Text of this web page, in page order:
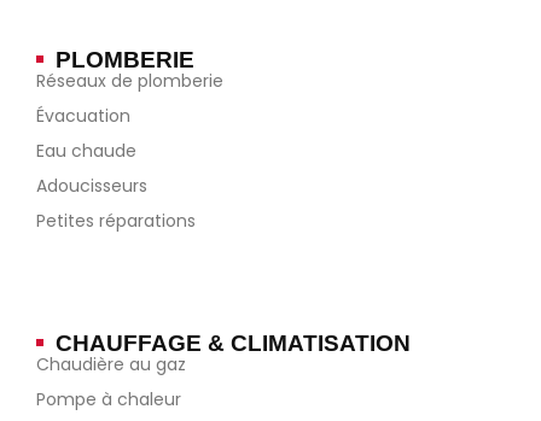
PLOMBERIE
Réseaux de plomberie
Évacuation
Eau chaude
Adoucisseurs
Petites réparations
CHAUFFAGE & CLIMATISATION
Chaudière au gaz
Pompe à chaleur